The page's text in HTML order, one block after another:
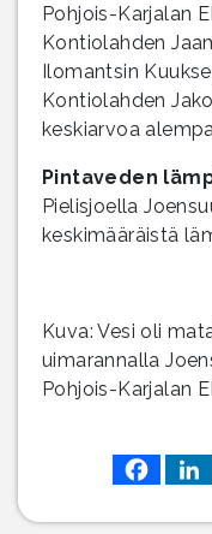
Pohjois-Karjalan
Kontiolahden
Ilomantsin
Kontiolahden
keskiarvoa
Pintaveden
Pielisjoella
keskimääräistä
Kuva: Vesi oli
uimarannalla
Pohjois-Karjalan